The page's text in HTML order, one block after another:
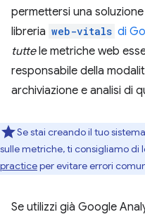
permettersi una
libreria web-vitals di
tuttele metriche web
responsabile della
archiviazione e analisi di
Se stai creando il tuo
sulle metriche, ti consigliamo di
practiceper evitare errori
Se utilizzi già Google